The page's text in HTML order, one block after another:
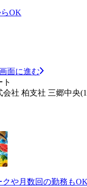
OK
面に進む
社 柏支社 三郷中央
や月数回の勤務も